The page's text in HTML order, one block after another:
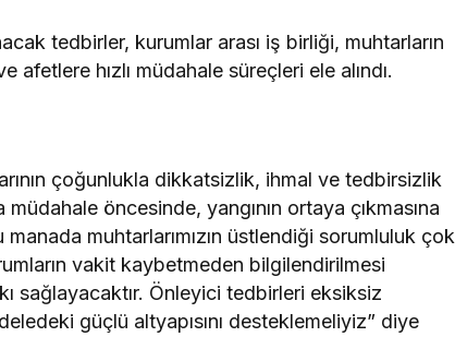
tedbirler, kurumlar arası iş birliği, muhtarların
hızlı müdahale süreçleri ele alındı.
çoğunlukla dikkatsizlik, ihmal ve tedbirsizlik
müdahale öncesinde, yangının ortaya çıkmasına
muhtarlarımızın üstlendiği sorumluluk çok
vakit kaybetmeden bilgilendirilmesi
sağlayacaktır. Önleyici tedbirleri eksiksiz
güçlü altyapısını desteklemeliyiz” diye